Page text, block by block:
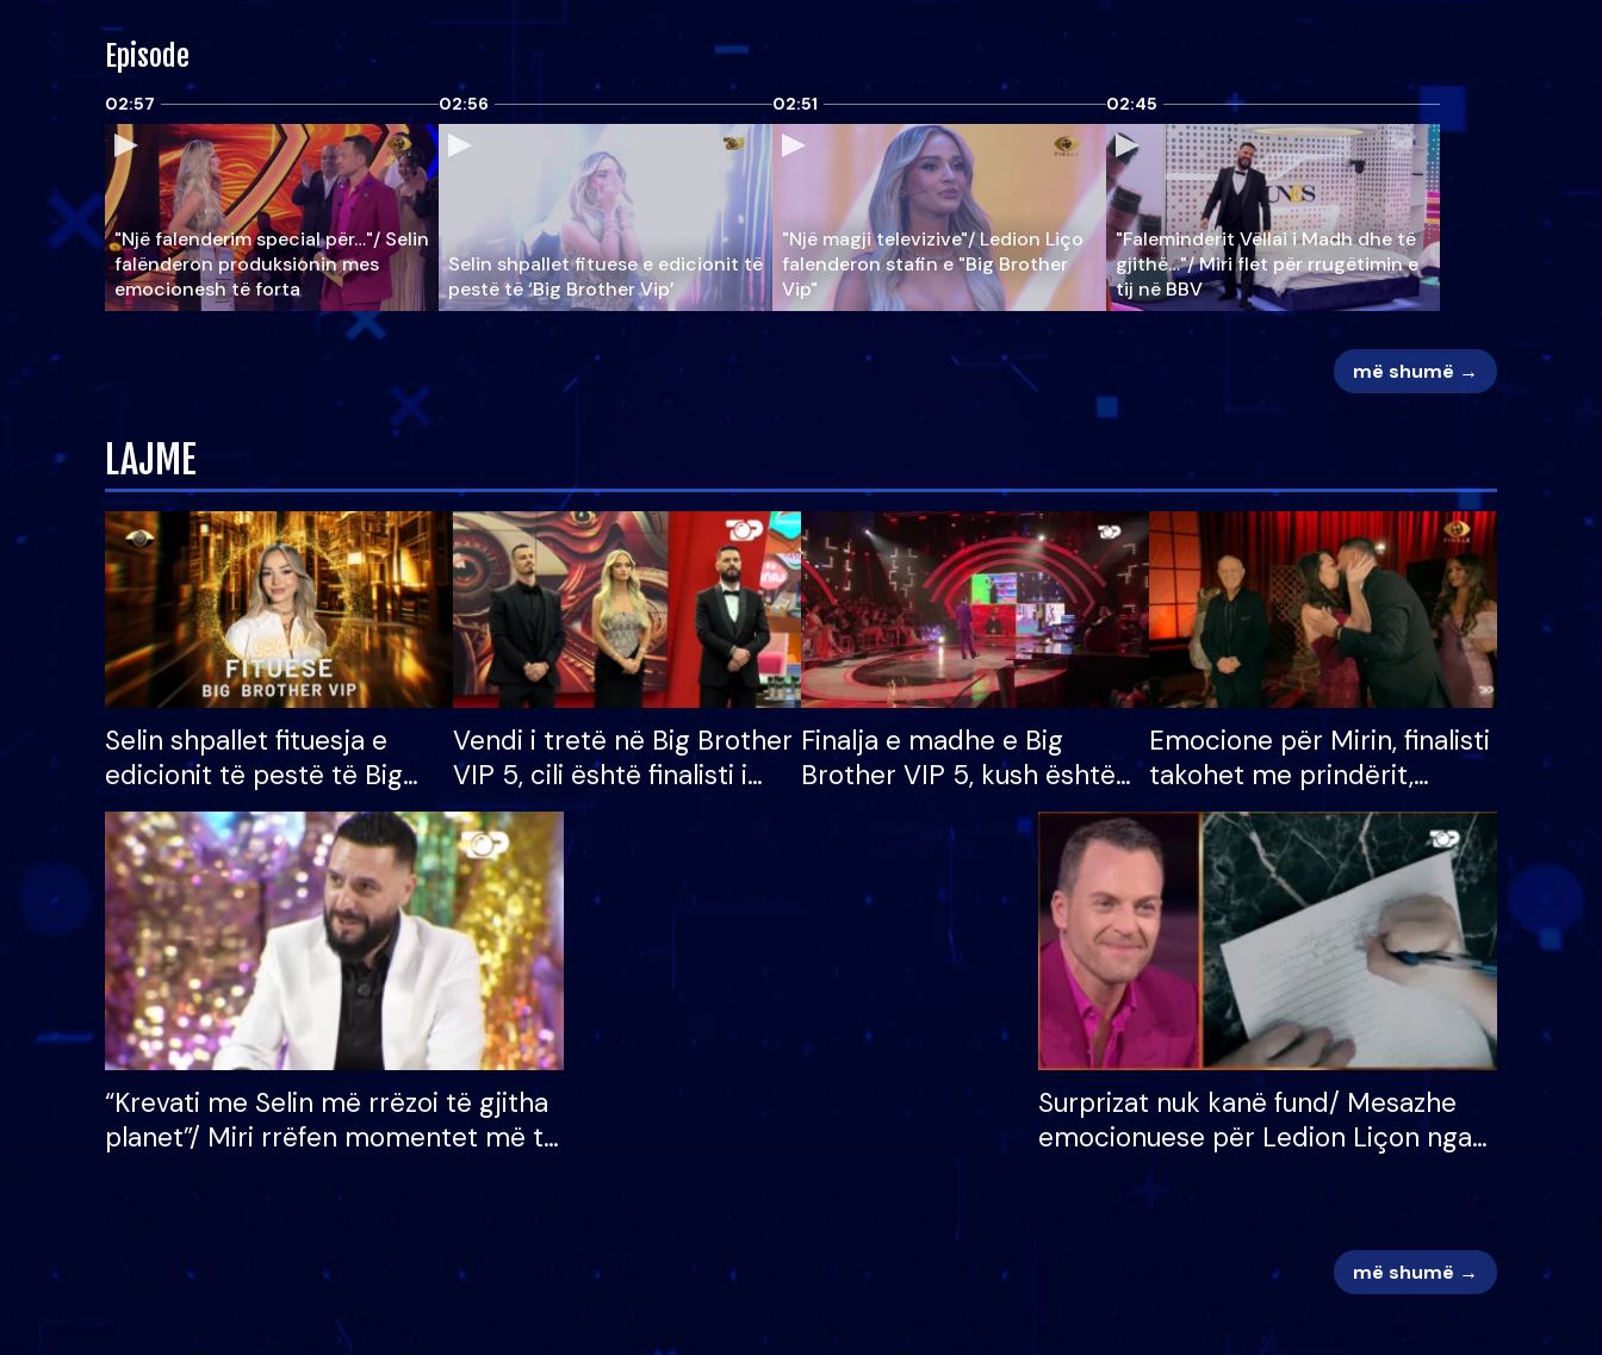
Episode
02:57
"Një falenderim special për…"/ Selin
falënderon produksionin mes
emocionesh të forta
02:56
Selin shpallet fituese e edicionit të
pestë të ‘Big Brother Vip’
02:51
"Një magji televizive"/ Ledion Liço
falenderon stafin e "Big Brother
Vip"
02:45
"Faleminderit Vëllai i Madh dhe të
gjithë…"/ Miri flet për rrugëtimin e
tij në BBV
më shumë →
LAJME
Selin shpallet fituesja e
edicionit të pestë të Big
Brother VIP, rrëmben
çmimin e madh prej 100
mijë eurosh
Vendi i tretë në Big Brother
VIP 5, cili është finalisti i
radhës që lë shtëpinë
Finalja e madhe e Big
Brother VIP 5, kush është
banori i parë që lë shtëpinë
dhe humb mundësinë për
të fituar çmimin e madh
Emocione për Mirin, finalisti
takohet me prindërit,
vajzën dhe bashkëshorten:
S’kemi ndonjë letër divorci
apo jo?
“Krevati me Selin më rrëzoi të gjitha
planet”/ Miri rrëfen momentet më të
mungojë zilja e mëngjesit kur…
Surprizat nuk kanë fund/ Mesazhe
emocionuese për Ledion Liçon nga
më shumë →